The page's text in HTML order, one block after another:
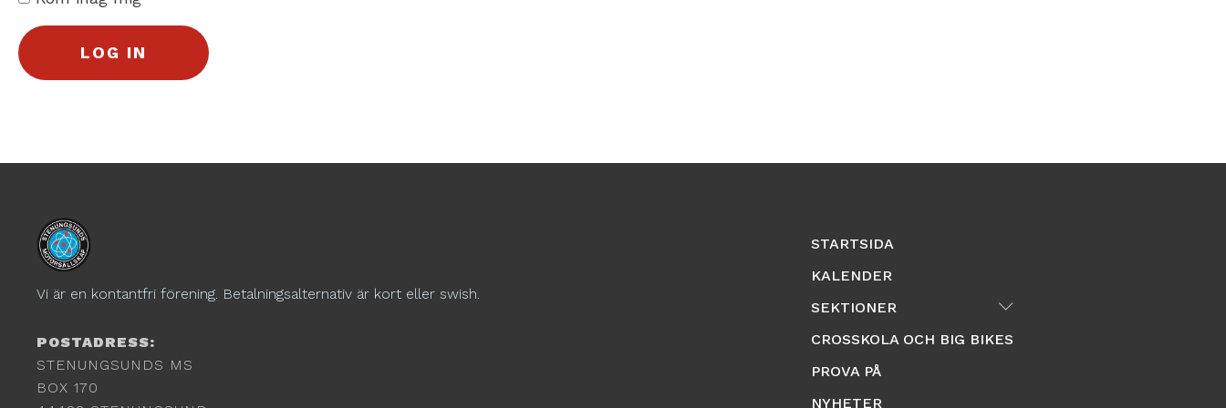
Vi är en kontantfri förening. Betalningsalternativ är kort eller swish.
POSTADRESS:
STENUNGSUNDS MS
BOX 170
STARTSIDA
KALENDER
SEKTIONER
Submenu
CROSSKOLA OCH BIG BIKES
PROVA PÅ
NYHETER